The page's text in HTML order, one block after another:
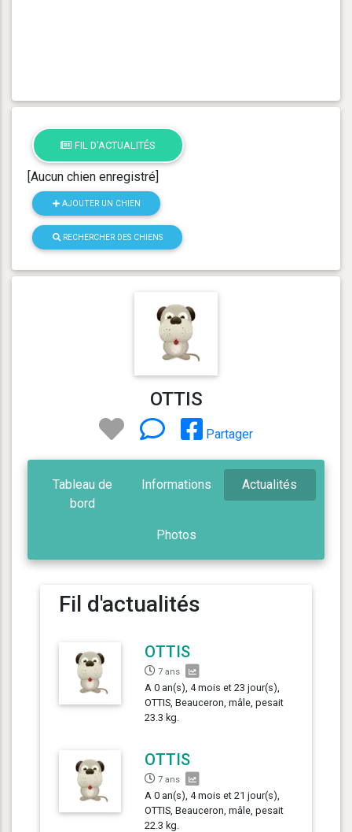
FIL D'ACTUALITÉS
[Aucun chien enregistré]
AJOUTER UN CHIEN
RECHERCHER DES CHIENS
OTTIS
Partager
Tableau de
bord
Informations Actualités
Photos
Fil d'actualités
OTTIS
7 ans
A 0 an(s), 4 mois et 23 jour(s),
OTTIS, Beauceron, mâle, pesait
23.3 kg.
OTTIS
7 ans
A 0 an(s), 4 mois et 21 jour(s),
OTTIS, Beauceron, mâle, pesait
22.3 kg.